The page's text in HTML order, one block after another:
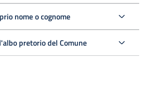
nome o cognome
pretorio del Comune